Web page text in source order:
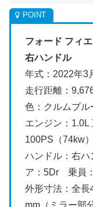
フォード フィ
右ハンドル
年式：2022年3
走行距離：
色：クルムブル
エンジン：1.0L
100PS（74kw
ハンドル：右
ア：5Dr 乗員
外形寸法：全
mm（ミラー部